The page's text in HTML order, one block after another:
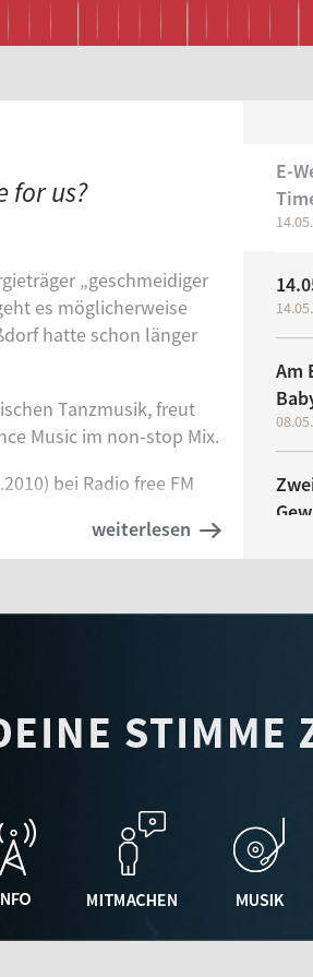
E-
Am
15.5.2010 | | Time for us?
„geschmeidiger
es möglicherweise
hatte schon länger
Tanzmusik, freut
Music im non-stop Mix.
bei Radio free FM
weiterlesen